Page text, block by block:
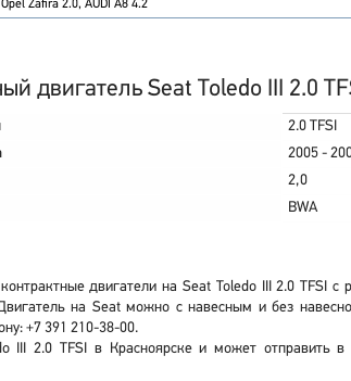
двигатель Seat Toledo III 2.0
2.0 TFSI
2005 -
2,0
BWA
двигатели на Seat Toledo III 2.0 TFSI
на Seat можно с навесным и без
+7 391 210-38-00.
III 2.0 TFSI в Красноярске и может отправить